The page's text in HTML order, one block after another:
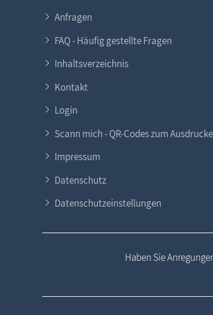
Anfragen
FAQ - Häufig gestellte Fragen
Inhaltsverzeichnis
Kontakt
Login
Scann mich - QR-Codes zum
Impressum
Datenschutz
Datenschutzeinstellungen
Haben Sie